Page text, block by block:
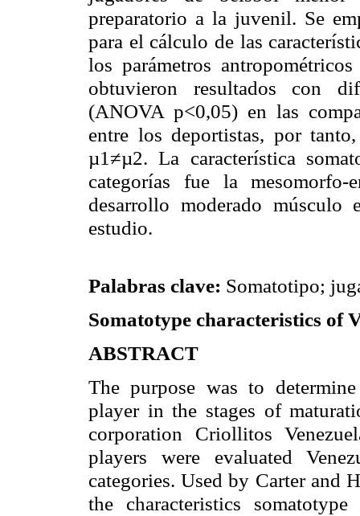
preparatorio a la juvenil. Se
para el cálculo de las
los parámetros
obtuvieron resultados con
(ANOVA p<0,05) en las
entre los deportistas, por
µ1≠µ2. La característica
categorías fue lamesomorfo-
desarrollo moderado
estudio.
Palabras clave: Somatotipo;
Somatotype characteristics of
ABSTRACT
The purpose was to
player in the stages of
corporation Criollitos
players were evaluated
categories. Used by Carter and
the characteristics somatotype